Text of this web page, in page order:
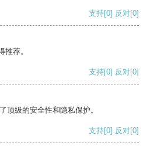
支持[0] 反对[0]
荐。
支持[0] 反对[0]
顶级的安全性和隐私保护。
支持[0] 反对[0]